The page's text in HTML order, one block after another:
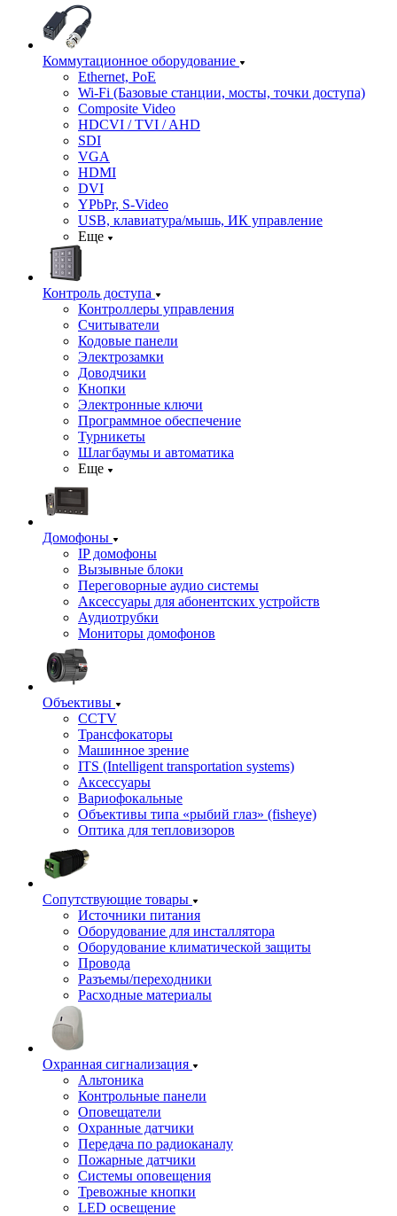
Коммутационное оборудование
Ethernet, PoE
Wi-Fi (Базовые станции, мосты, точки доступа)
Composite Video
HDCVI / TVI / AHD
SDI
VGA
HDMI
DVI
YPbPr, S-Video
USB, клавиатура/мышь, ИК управление
Еще
Контроль доступа
Контроллеры управления
Считыватели
Кодовые панели
Электрозамки
Доводчики
Кнопки
Электронные ключи
Программное обеспечение
Турникеты
Шлагбаумы и автоматика
Еще
Домофоны
IP домофоны
Вызывные блоки
Переговорные аудио системы
Аксессуары для абонентских устройств
Аудиотрубки
Мониторы домофонов
Объективы
CCTV
Трансфокаторы
Машинное зрение
ITS (Intelligent transportation systems)
Аксессуары
Вариофокальные
Объективы типа «рыбий глаз» (fisheye)
Оптика для тепловизоров
Сопутствующие товары
Источники питания
Оборудование для инсталлятора
Оборудование климатической защиты
Провода
Разъемы/переходники
Расходные материалы
Охранная сигнализация
Альтоника
Контрольные панели
Оповещатели
Охранные датчики
Передача по радиоканалу
Пожарные датчики
Системы оповещения
Тревожные кнопки
LED освещение